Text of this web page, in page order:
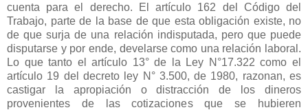
cuenta para el derecho. El artículo 162 del Código del
Trabajo, parte de la base de que esta obligación existe, no
de que surja de una relación indisputada, pero que puede
disputarse y por ende, develarse como una relación laboral.
Lo que tanto el artículo 13° de la Ley N°17.322 como el
artículo 19 del decreto ley N° 3.500, de 1980, razonan, es
castigar la apropiación o distracción de los dineros
provenientes de las cotizaciones que se hubieren